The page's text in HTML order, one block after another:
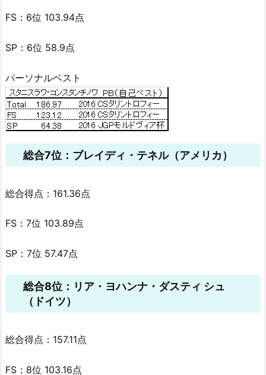
FS：6位 103.94点
SP：6位 58.9点
パーソナルベスト
総合7位：ブレイディ・テネル（アメリカ）
総合得点：161.36点
FS：7位 103.89点
SP：7位 57.47点
総合8位：リア・ヨハンナ・ダスティ シュ
（ドイツ）
総合得点：157.11点
FS：8位 103.16点